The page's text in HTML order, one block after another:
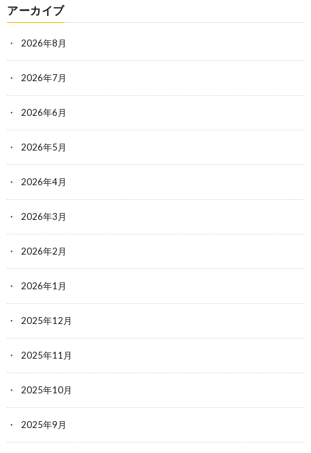
アーカイブ
2026年8月
2026年7月
2026年6月
2026年5月
2026年4月
2026年3月
2026年2月
2026年1月
2025年12月
2025年11月
2025年10月
2025年9月